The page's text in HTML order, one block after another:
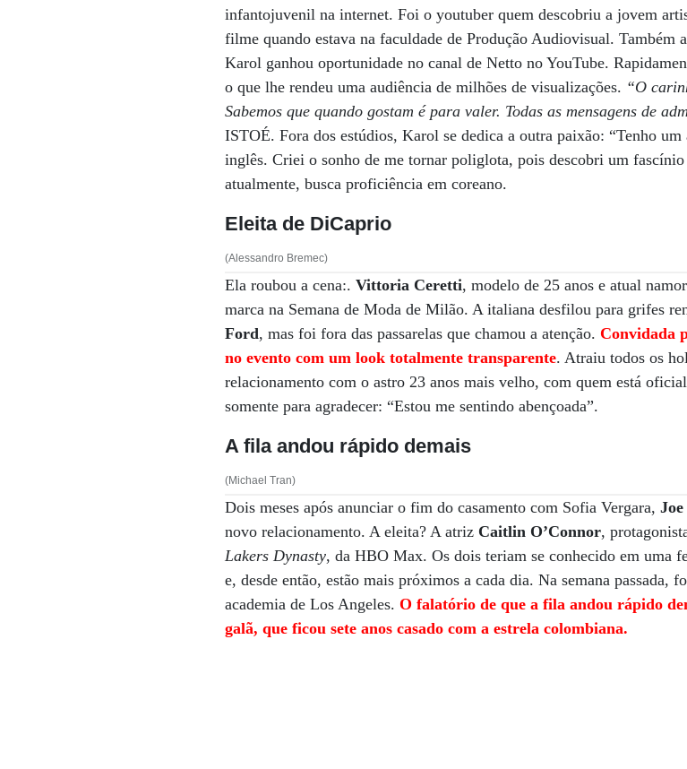
infantojuvenil na internet. Foi o youtuber quem descobriu a jovem
filme quando estava na faculdade de Produção Audiovisual. Também
Karol ganhou oportunidade no canal de Netto no YouTube.
o que lhe rendeu uma audiência de milhões de visualizações. “O
Sabemos que quando gostam é para valer. Todas as mensagens de
ISTOÉ. Fora dos estúdios, Karol se dedica a outra paixão: “Tenho
inglês. Criei o sonho de me tornar poliglota, pois descobri um
atualmente, busca proficiência em coreano.
Eleita de DiCaprio
(Alessandro Bremec)
Ela roubou a cena:.Vittoria Ceretti, modelo de 25 anos e atual
marca na Semana de Moda de Milão. A italiana desfilou para grifes
Ford, mas foi fora das passarelas que chamou a atenção.Convidada
no evento com um look totalmente transparente. Atraiu todos os
relacionamento com o astro 23 anos mais velho, com quem está
somente para agradecer: “Estou me sentindo abençoada”.
A fila andou rápido demais
(Michael Tran)
Dois meses após anunciar o fim do casamento com Sofia Vergara,
novo relacionamento. A eleita? A atriz Caitlin O’Connor,
Lakers Dynasty, da HBO Max. Os dois teriam se conhecido em uma
e, desde então, estão mais próximos a cada dia. Na semana passada,
academia de Los Angeles.O falatório de que a fila andou rápido
galã, que ficou sete anos casado com a estrela colombiana.